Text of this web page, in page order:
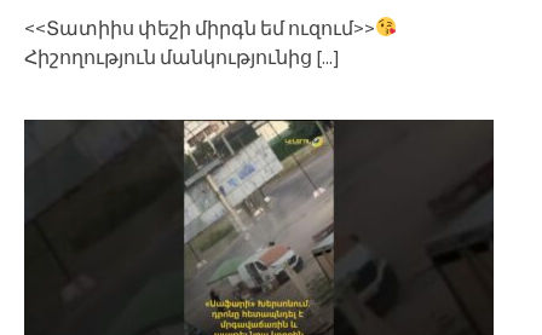
<<Տատիիս փեշի միրգն եմ ուզում>>
Հիշողություն մանկությունից [...]